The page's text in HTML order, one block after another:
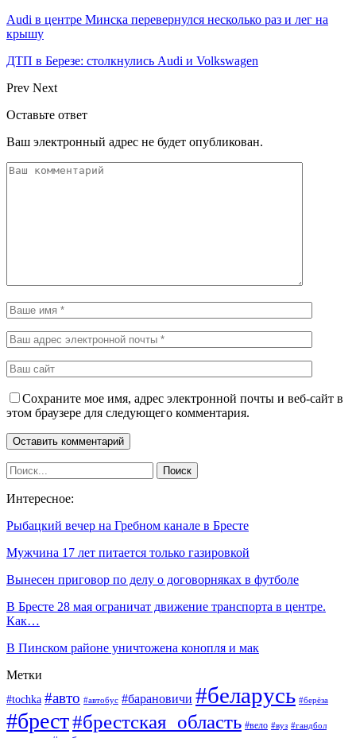
Audi в центре Минска перевернулся несколько раз и лег на
крышу
ДТП в Березе: столкнулись Audi и Volkswagen
Prev Next
Оставьте ответ
Ваш электронный адрес не будет опубликован.
Сохраните мое имя, адрес электронной почты и веб-сайт в
этом браузере для следующего комментария.
Интересное:
Рыбацкий вечер на Гребном канале в Бресте
Мужчина 17 лет питается только газировкой
Вынесен приговор по делу о договорняках в футболе
В Бресте 28 мая ограничат движение транспорта в центре.
Как…
В Пинском районе уничтожена конопля и мак
Метки
#tochka #авто #автобус #барановичи #беларусь #берёза
#брест#брестская_область #вело #вуз #гандбол